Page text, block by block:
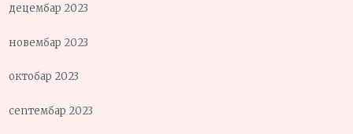
децембар 2023
новембар 2023
октобар 2023
септембар 2023